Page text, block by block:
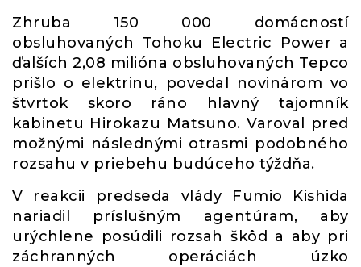
Zhruba 150 000 domácností
obsluhovaných Tohoku Electric Power a
ďalších 2,08 milióna obsluhovaných Tepco
prišlo o elektrinu, povedal novinárom vo
štvrtok skoro ráno hlavný tajomník
kabinetu Hirokazu Matsuno. Varoval pred
možnými následnými otrasmi podobného
rozsahu v priebehu budúceho týždňa.
V reakcii predseda vlády Fumio Kishida
nariadil príslušným agentúram, aby
urýchlene posúdili rozsah škôd a aby pri
záchranných operáciách úzko